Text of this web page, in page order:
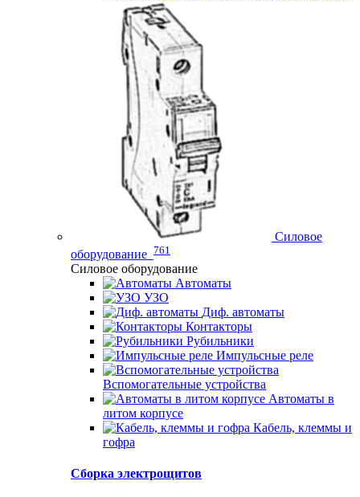
Силовое
оборудование 761
Силовое оборудование
Автоматы
УЗО
Диф. автоматы
Контакторы
Рубильники
Импульсные реле
Вспомогательные устройства
Автоматы в
литом корпусе
Кабель, клеммы и
гофра
Сборка электрощитов